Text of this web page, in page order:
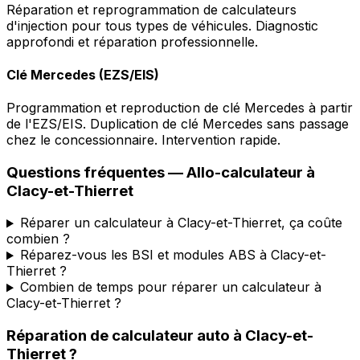
Réparation et reprogrammation de calculateurs
d'injection pour tous types de véhicules. Diagnostic
approfondi et réparation professionnelle.
Clé Mercedes (EZS/EIS)
Programmation et reproduction de clé Mercedes à partir
de l'EZS/EIS. Duplication de clé Mercedes sans passage
chez le concessionnaire. Intervention rapide.
Questions fréquentes —Allo-calculateur à
Clacy-et-Thierret
Réparer un calculateur à Clacy-et-Thierret, ça coûte
combien ?
Réparez-vous les BSI et modules ABS à Clacy-et-
Thierret ?
Combien de temps pour réparer un calculateur à
Clacy-et-Thierret ?
Réparation de calculateur auto à Clacy-et-
Thierret?